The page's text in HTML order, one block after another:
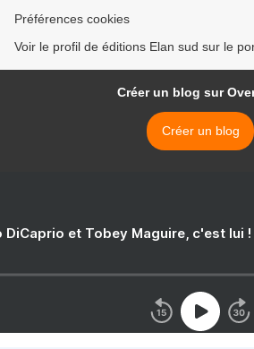
Préférences cookies
Voir le profil de éditions Elan sud sur le
Créer un blog sur
Créer un blog
DiCaprio et Tobey Maguire, c'est lui